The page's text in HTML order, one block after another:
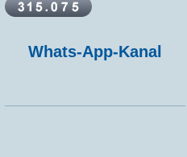
Whats-App-Kanal